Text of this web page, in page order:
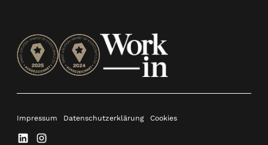
Impressum Datenschutzerklärung Cookies